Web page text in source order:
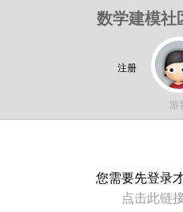
数学建模社
注册
游
您需要先登录
点击此链